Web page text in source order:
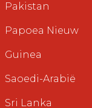
Pakistan
Papoea Nieuw
Guinea
Saoedi-Arabië
Sri Lanka